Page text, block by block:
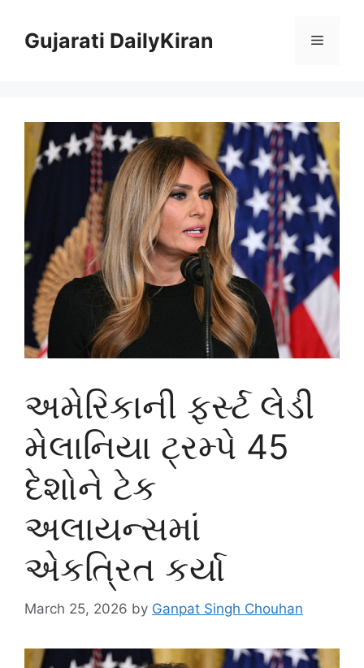
contentGujarati DailyKiran Menu
અમેરિકાની ફર્સ્ટ લેડી
મેલાનિયા ટ્રમ્પે 45
દેશોને ટેક
અલાયન્સમાં
એકત્રિત કર્યા
March 25, 2026 by Ganpat Singh Chouhan